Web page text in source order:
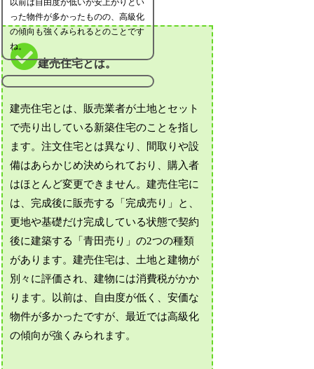
った物件が多かったものの、高級化
の傾向も強くみられるとのことです
ね。
建売住宅とは。
建売住宅とは、販売業者が土地とセット
で売り出している新築住宅のことを指し
ます。注文住宅とは異なり、間取りや設
備はあらかじめ決められており、購入者
はほとんど変更できません。建売住宅に
は、完成後に販売する「完成売り」と、
更地や基礎だけ完成している状態で契約
後に建築する「青田売り」の2つの種類
があります。建売住宅は、土地と建物が
別々に評価され、建物には消費税がかか
ります。以前は、自由度が低く、安価な
物件が多かったですが、最近では高級化
の傾向が強くみられます。